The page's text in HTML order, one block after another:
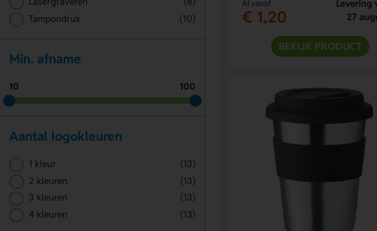
Al vanaf
€ 1,20
Levering
27
BEKIJK PRODUCT
Tampondruk
(10)
Min. afname
10 100
Aantal logokleuren
1 kleur
(13)
2 kleuren
(13)
3 kleuren
(13)
4 kleuren
(13)